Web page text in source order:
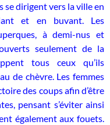
se dirigent vers la ville en
et en buvant. Les
à demi-nus et
seulement de la
tous ceux qu’ils
de chèvre. Les femmes
des coups afin d’être
pensant s’éviter ainsi
également aux fouets.